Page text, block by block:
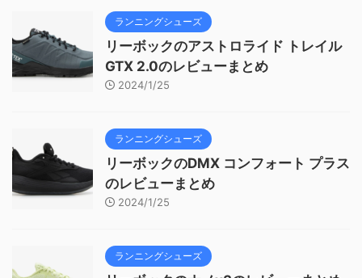
ランニングシューズ
リーボックのアストロライド トレイル
GTX 2.0のレビューまとめ
2024/1/25
ランニングシューズ
リーボックのDMX コンフォート プラス
のレビューまとめ
2024/1/25
ランニングシューズ